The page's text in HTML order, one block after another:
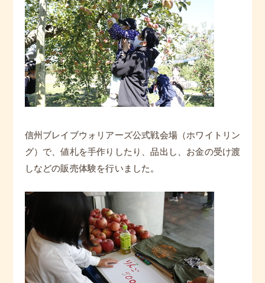
信州ブレイブウォリアーズ公式戦会場（ホワイトリン
グ）で、値札を手作りしたり、品出し、お金の受け渡
しなどの販売体験を行いました。